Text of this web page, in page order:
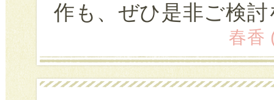
作も、ぜひ是非ご検
春香